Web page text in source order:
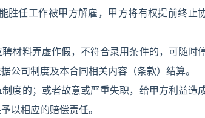
任工作被甲方解雇，甲方将有权提前终止
料弄虚作假，不符合录用条件的，可随时
公司制度及本合同相关内容（条款）结算。
的；或者故意或严重失职，给甲方利益造
以相应的赔偿责任。